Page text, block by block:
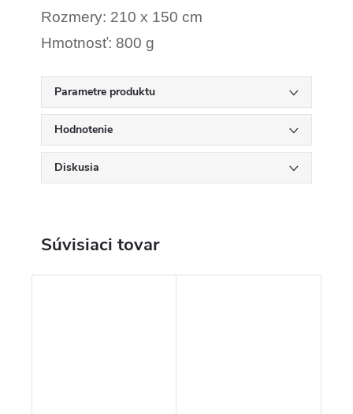
Rozmery: 210 x 150 cm
Hmotnosť: 800 g
Parametre produktu
Hodnotenie
Diskusia
Súvisiaci tovar